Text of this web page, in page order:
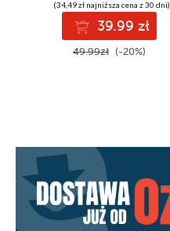
(34,49 zł najniższa cena z 30 dni)
39.99 zł
49.99zł (-20%)